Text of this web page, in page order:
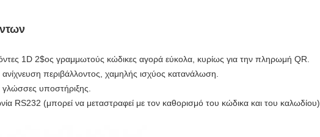
1D 2$ος γραμμωτούς κώδικες αγορά εύκολα, κυρίως για την πληρωμή QR.
περιβάλλοντος, χαμηλής ισχύος κατανάλωση.
υποστήριξης.
RS232 (μπορεί να μεταστραφεί με τον καθορισμό του κώδικα και του καλωδίου).